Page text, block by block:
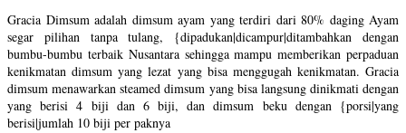
Gracia Dimsum adalah dimsum ayam yang terdiri dari 80% daging Ayam
segar pilihan tanpa tulang, {dipadukan|dicampur|ditambahkan dengan
bumbu-bumbu terbaik Nusantara sehingga mampu memberikan perpaduan
kenikmatan dimsum yang lezat yang bisa menggugah kenikmatan. Gracia
dimsum menawarkan steamed dimsum yang bisa langsung dinikmati dengan
yang berisi 4 biji dan 6 biji, dan dimsum beku dengan {porsi|yang
berisi|jumlah 10 biji per paknya